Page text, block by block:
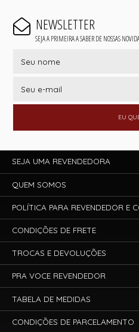
NEWSLETTER
SEJA A PRIMEIRA A SABER DE NOSSAS
EU
SEJA UMA REVENDEDORA
QUEM SOMOS
POLÍTICA PARA REVENDEDOR E
CONDIÇÕES DE FRETE
TROCAS E DEVOLUÇÕES
PRA VOCE REVENDEDOR
TABELA DE MEDIDAS
CONDIÇÕES DE PARCELAMENTO